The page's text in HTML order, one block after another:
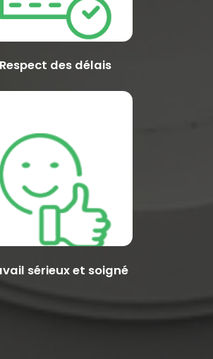
Respect des délais
sérieux et soigné